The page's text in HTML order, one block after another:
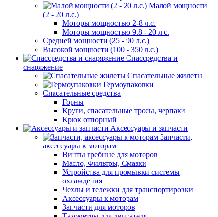
Малой мощности
(2 - 20 л.с.)
Моторы мощностью 2-8 л.с.
Моторы мощностью 9.8 - 20 л.с.
Средней мощности (25 - 90 л.с.)
Высокой мощности (100 - 350 л.с.)
Спассредства и
снаряжение
Спасательные жилеты
Гермоупаковки
Спасательные средства
Горны
Круги, спасательные тросы, черпаки
Крюк отпорный
Аксессуары и запчасти
Запчасти,
аксессуары к моторам
Винты гребные для моторов
Масло, Фильтры, Смазки
Устройства для промывки системы
охлаждения
Чехлы и тележки для транспортировки
Аксессуары к моторам
Запчасти для моторов